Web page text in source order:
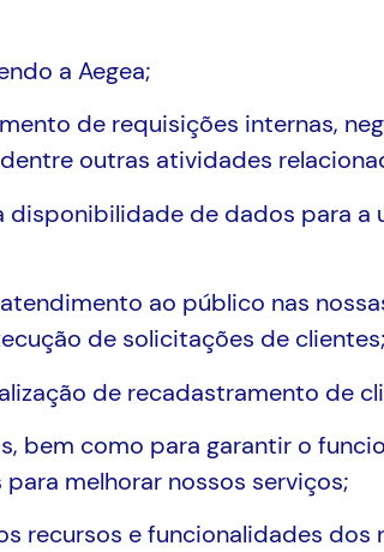
a Aegea;
de requisições internas,
outras atividades
de dados para
ao público nas
de solicitações de clientes;
de recadastramento de
bem como para garantir o
melhorar nossos serviços;
recursos e funcionalidades